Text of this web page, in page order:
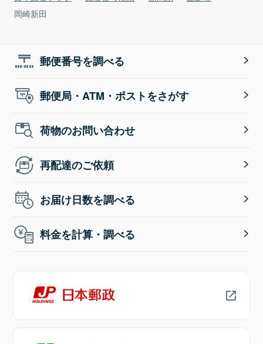
岡崎新田
郵便番号を調べる
郵便局・ATM・ポストをさがす
荷物のお問い合わせ
再配達のご依頼
お届け日数を調べる
料金を計算・調べる